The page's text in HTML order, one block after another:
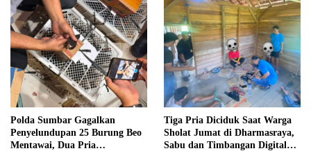
Polda Sumbar Gagalkan
Penyelundupan 25 Burung Beo
Mentawai, Dua Pria
Tiga Pria Diciduk Saat Warga
Sholat Jumat di Dharmasraya,
Sabu dan Timbangan Digital